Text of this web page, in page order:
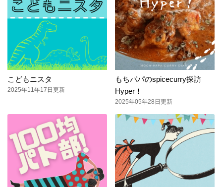
こどもニスタ
2025年11年17日更新
もちパパのspicecurry探訪
Hyper！
2025年05年28日更新